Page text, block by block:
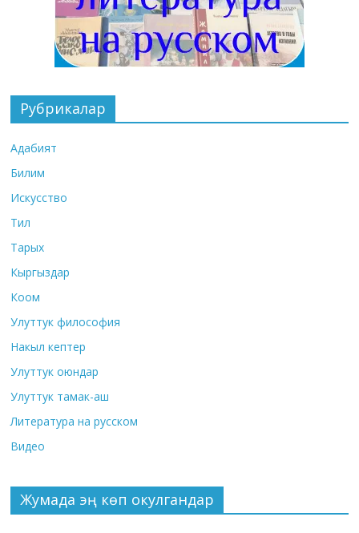
Рубрикалар
Адабият
Билим
Искусство
Тил
Тарых
Кыргыздар
Коом
Улуттук философия
Накыл кептер
Улуттук оюндар
Улуттук тамак-аш
Литература на русском
Видео
Жумада эң көп окулгандар